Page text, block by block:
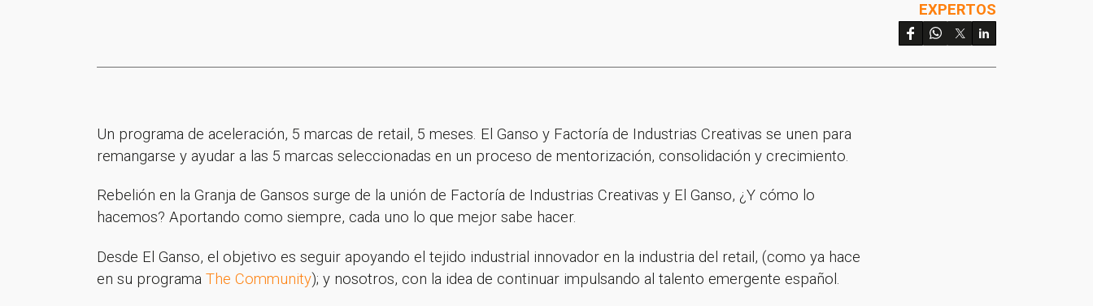
EXPERTOS
Un programa de aceleración, 5 marcas de retail, 5 meses. El Ganso y Factoría de Industrias Creativas se unen para
remangarse y ayudar a las 5 marcas seleccionadas en un proceso de mentorización, consolidación y crecimiento.
Rebelión en la Granja de Gansos surge de la unión de Factoría de Industrias Creativas y El Ganso, ¿Y cómo lo
hacemos? Aportando como siempre, cada uno lo que mejor sabe hacer.
Desde El Ganso, el objetivo es seguir apoyando el tejido industrial innovador en la industria del retail, (como ya hace
en su programaThe Community); y nosotros, con la idea de continuar impulsando al talento emergente español.